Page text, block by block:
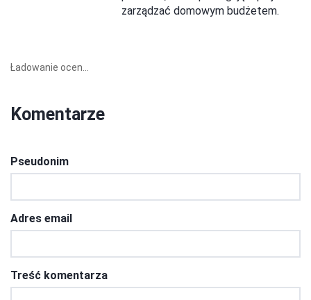
zarządzać domowym budżetem.
Ładowanie ocen...
Komentarze
Pseudonim
Adres email
Treść komentarza